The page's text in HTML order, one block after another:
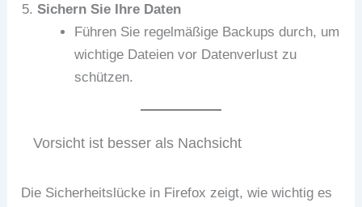
Sichern Sie Ihre Daten
Führen Sie regelmäßige Backups durch, um
wichtige Dateien vor Datenverlust zu
schützen.
Vorsicht ist besser als Nachsicht
Die Sicherheitslücke in Firefox zeigt, wie wichtig es